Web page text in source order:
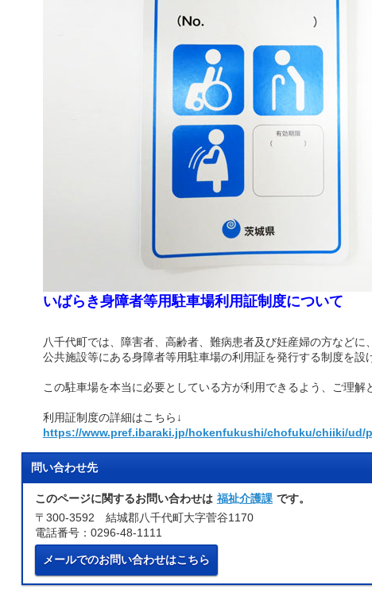
いばらき身障者等用駐車場利用証制度について
八千代町では、障害者、高齢者、難病患者及び妊産婦の方などに、
公共施設等にある身障者等用駐車場の利用証を発行する制度を設
この駐車場を本当に必要としている方が利用できるよう、ご理解
利用証制度の詳細はこちら↓
https://www.pref.ibaraki.jp/hokenfukushi/chofuku/chiiki/ud/
問い合わせ先
このページに関するお問い合わせは 福祉介護課 です。
〒300-3592 結城郡八千代町大字菅谷1170
電話番号：0296-48-1111
メールでのお問い合わせはこちら